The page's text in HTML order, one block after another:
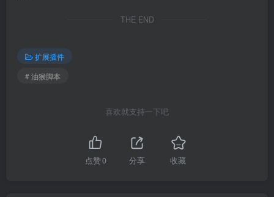
THE END
扩展插件
# 油猴脚本
喜欢就支持一下吧
点赞0 分享 收藏